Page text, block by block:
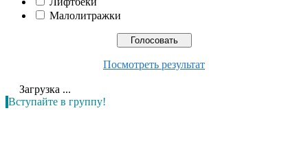
Малолитражки
Посмотреть результат
Загрузка ...
Вступайте в группу!